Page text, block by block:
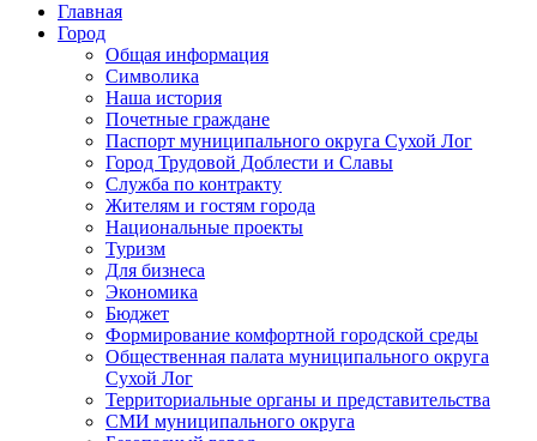
Главная
Город
Общая информация
Символика
Наша история
Почетные граждане
Паспорт муниципального округа Сухой Лог
Город Трудовой Доблести и Славы
Служба по контракту
Жителям и гостям города
Национальные проекты
Туризм
Для бизнеса
Экономика
Бюджет
Формирование комфортной городской среды
Общественная палата муниципального округа
Сухой Лог
Территориальные органы и представительства
СМИ муниципального округа